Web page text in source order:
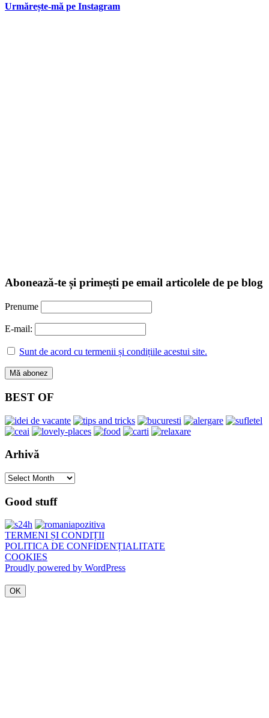
Urmărește-mă pe Instagram
Abonează-te și primești pe email articolele de pe blog
Prenume
E-mail:
Sunt de acord cu termenii și condițiile acestui site.
BEST OF
Arhivă
Arhivă
Good stuff
TERMENI ȘI CONDIȚII
POLITICA DE CONFIDENȚIALITATE
COOKIES
Proudly powered by WordPress
OK